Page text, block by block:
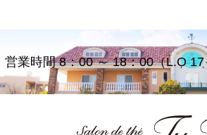
営業時間 8：00 ～ 18：00（L.O